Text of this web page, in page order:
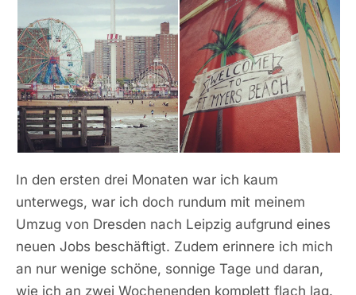
In den ersten drei Monaten war ich kaum
unterwegs, war ich doch rundum mit meinem
Umzug von Dresden nach Leipzig aufgrund eines
neuen Jobs beschäftigt. Zudem erinnere ich mich
an nur wenige schöne, sonnige Tage und daran,
wie ich an zwei Wochenenden komplett flach lag.